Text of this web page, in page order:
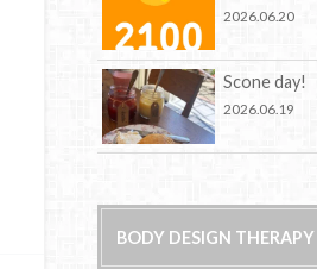
2026.06.20
Scone day!
2026.06.19
BODY DESIGN THERAPY